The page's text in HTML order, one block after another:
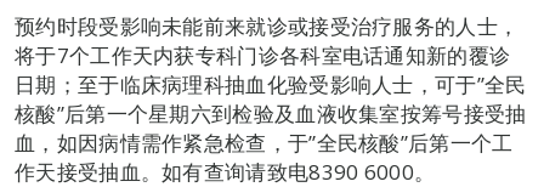
预约时段受影响未能前来就诊或接受治疗服务的人士，
将于7个工作天内获专科门诊各科室电话通知新的覆诊
日期；至于临床病理科抽血化验受影响人士，可于”全民
核酸”后第一个星期六到检验及血液收集室按筹号接受抽
血，如因病情需作紧急检查，于”全民核酸”后第一个工
作天接受抽血。如有查询请致电8390 6000。